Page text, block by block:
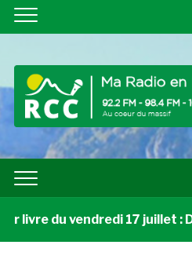
livre du vendredi 17 juillet :